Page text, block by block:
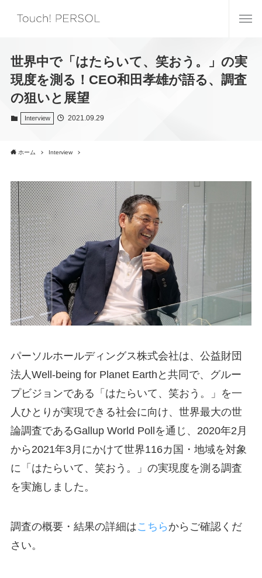
世界中で「はたらいて、笑おう。」の実
現度を測る！CEO和田孝雄が語る、調査
の狙いと展望
Interview 2021.09.29
ホーム Interview
パーソルホールディングス株式会社は、公益財団
法人Well-being for Planet Earthと共同で、グルー
プビジョンである「はたらいて、笑おう。」を一
人ひとりが実現できる社会に向け、世界最大の世
論調査であるGallup World Pollを通じ、2020年2月
から2021年3月にかけて世界116カ国・地域を対象
に「はたらいて、笑おう。」の実現度を測る調査
を実施しました。
調査の概要・結果の詳細はこちら からご確認くだ
さい。